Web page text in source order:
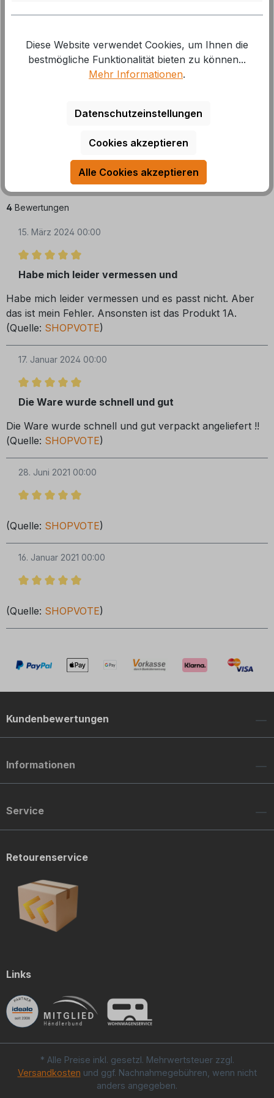
Gut (0) 0%
Akzeptierbar (0) 0%
Unbefriedigend (0)
Bewertungen nur in der aktuellen Sprache
4 Bewertungen
15. März 2024 00:00
Bewertung mit 5 von 5 Sternen
Habe mich leider vermessen und
Habe mich leider vermessen und es passt nicht. Aber
das ist mein Fehler. Ansonsten ist das Produkt 1A.
(Quelle: SHOPVOTE)
17. Januar 2024 00:00
Bewertung mit 5 von 5 Sternen
Die Ware wurde schnell und gut
Die Ware wurde schnell und gut verpackt angeliefert !!
(Quelle: SHOPVOTE)
28. Juni 2021 00:00
(Quelle: SHOPVOTE)
16. Januar 2021 00:00
(Quelle: SHOPVOTE)
Kundenbewertungen
Informationen
Service
Retourenservice
Links
* Alle Preise inkl. gesetzl. Mehrwertsteuer zzgl.
Versandkosten und ggf. Nachnahmegebühren, wenn nicht
anders angegeben.
Diese Website verwendet Cookies, um Ihnen die
bestmögliche Funktionalität bieten zu können...
Mehr Informationen.
Datenschutzeinstellungen
Cookies akzeptieren
Alle Cookies akzeptieren